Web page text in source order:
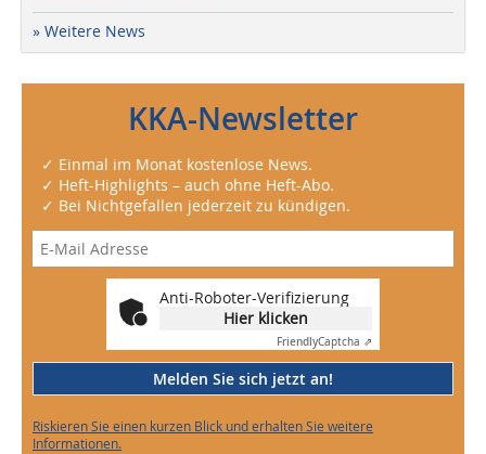
» Weitere News
KKA-Newsletter
✓ Einmal im Monat kostenlose News.
✓ Heft-Highlights – auch ohne Heft-Abo.
✓ Bei Nichtgefallen jederzeit zu kündigen.
Anti-Roboter-Verifizierung
Hier klicken
FriendlyCaptcha ⇗
Melden Sie sich jetzt an!
Riskieren Sie einen kurzen Blick und erhalten Sie weitere
Informationen.